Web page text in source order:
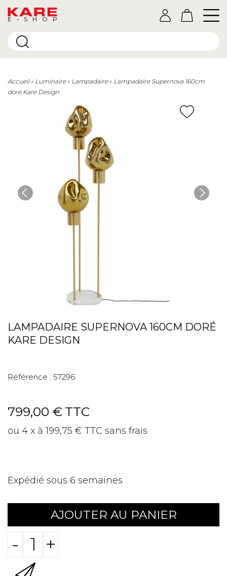
E-SHOP
Accueil Luminaire Lampadaire
Lampadaire Supernova 160cm
doré Kare Design
LAMPADAIRE SUPERNOVA 160CM DORÉ
KARE DESIGN
Référence : 57296
799,00 € TTC
ou 4 x à 199,75 € TTC sans frais
Expédié sous 6 semaines
AJOUTER AU PANIER
- +